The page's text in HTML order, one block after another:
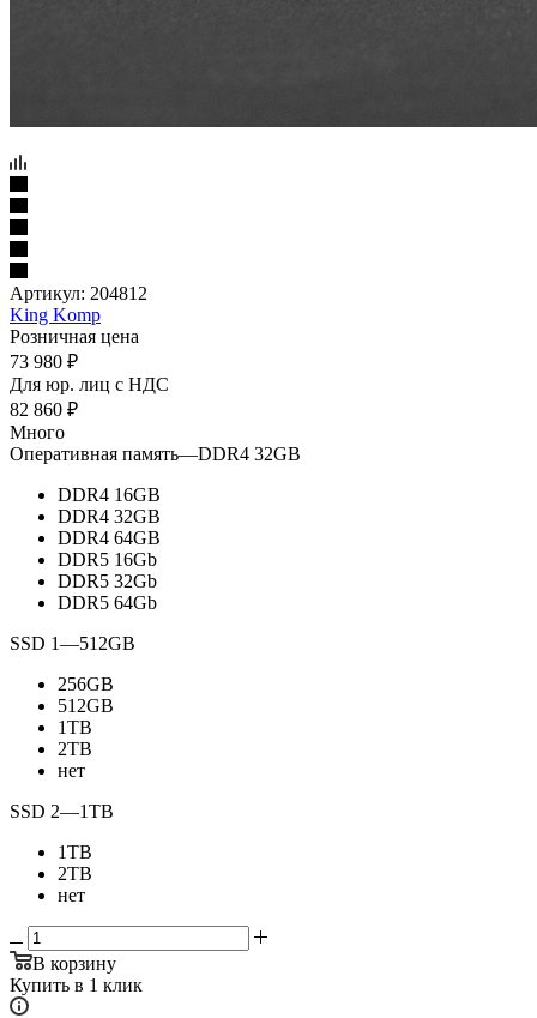
Артикул: 204812
King Komp
Розничная цена
73 980 ₽
Для юр. лиц c НДС
82 860 ₽
Много
Оперативная память—DDR4 32GB
DDR4 16GB
DDR4 32GB
DDR4 64GB
DDR5 16Gb
DDR5 32Gb
DDR5 64Gb
SSD 1—512GB
256GB
512GB
1TB
2TB
нет
SSD 2—1TB
1TB
2TB
нет
В корзину
Купить в 1 клик